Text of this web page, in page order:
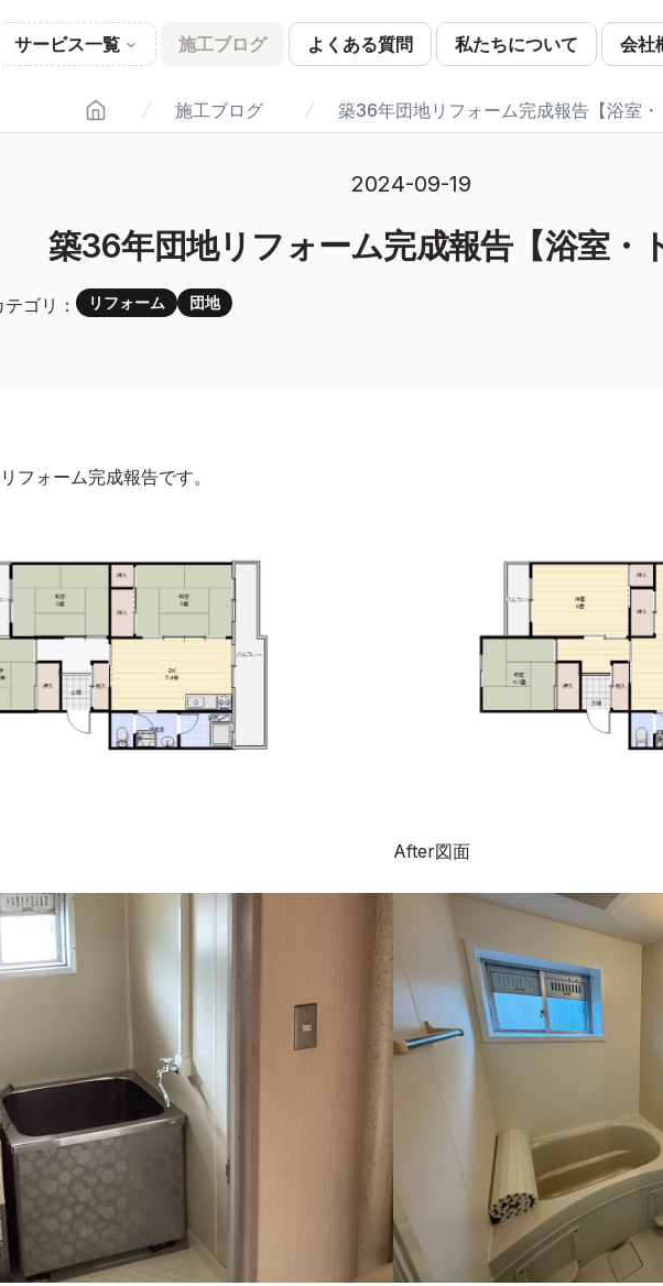
サービス一覧 施工ブログ よくある質問 私たちについて 会社
Home 施工ブログ 築36年団地リフォーム完成報告【浴室・
2024-09-19
築36年団地リフォーム完成報告【浴室・
テゴリ： リフォーム 団地
フォーム完成報告です。
After図面